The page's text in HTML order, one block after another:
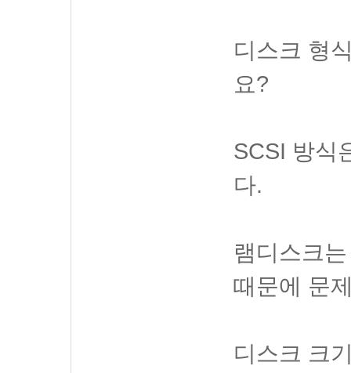
디스크 형
요?
SCSI 방식
다.
램디스크
때문에 문
디스크 크